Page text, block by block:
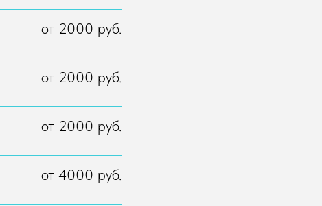
от 2000 руб.
от 2000 руб.
от 2000 руб.
от 4000 руб.